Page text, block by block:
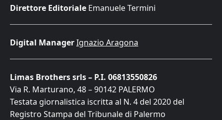
Direttore Editoriale Emanuele Termini
Digital ManagerIgnazio Aragona
Limas Brothers srls – P.I. 06813550826
Via R. Marturano, 48 – 90142 PALERMO
Testata giornalistica iscritta al N. 4 del 2020 del
Registro Stampa del Tribunale di Palermo